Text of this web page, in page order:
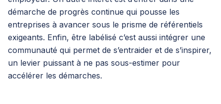
démarche de progrès continue qui pousse les
entreprises à avancer sous le prisme de référentiels
exigeants. Enfin, être labélisé c’est aussi intégrer une
communauté qui permet de s’entraider et de s’inspirer,
un levier puissant à ne pas sous-estimer pour
accélérer les démarches.